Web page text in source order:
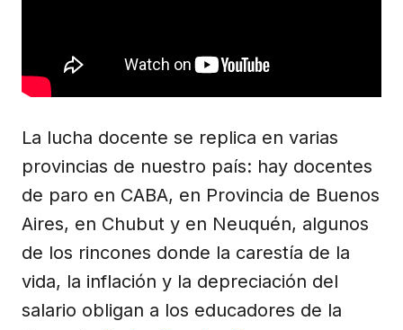
La lucha docente se replica en varias
provincias de nuestro país: hay docentes
de paro en CABA, en Provincia de Buenos
Aires, en Chubut y en Neuquén, algunos
de los rincones donde la carestía de la
vida, la inflación y la depreciación del
salario obligan a los educadores de la